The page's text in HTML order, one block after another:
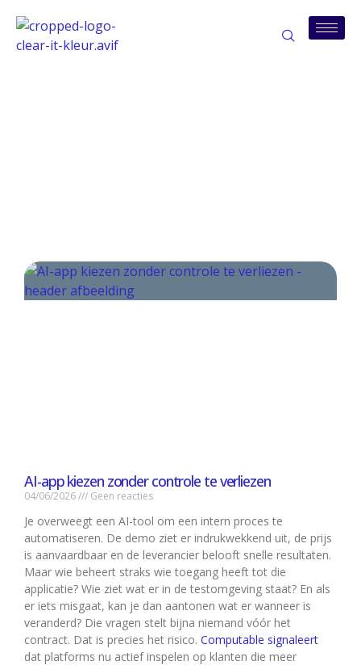
AI-app kiezen zonder controle te verliezen
04/06/2026 Geen reacties
Je overweegt een AI-tool om een intern proces te
automatiseren. De demo ziet er indrukwekkend uit, de prijs
is aanvaardbaar en de leverancier belooft snelle resultaten.
Maar wie beheert straks wie toegang heeft tot die
applicatie? Wie ziet wat er in de testomgeving staat? En als
er iets misgaat, kan je dan aantonen wat er wanneer is
veranderd? Die vragen stelt bijna niemand vóór het
contract. Dat is precies het risico. Computable signaleert
dat platforms nu actief inspelen op klanten die meer